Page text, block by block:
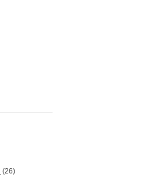
(26)